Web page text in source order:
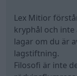
Lex Mitior
kryphål och
lagar om du är
lagstiftning.
Filosofi är inte